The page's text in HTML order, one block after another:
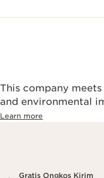
This company
and environmental
Learn more
Gratis Ongkos Kirim